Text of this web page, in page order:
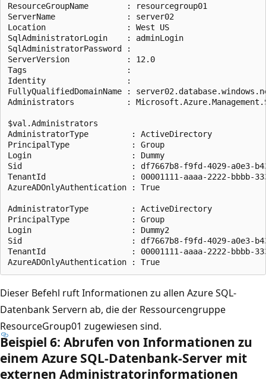
ResourceGroupName        : resourcegroup01
ServerName               : server02
Location                 : West US
SqlAdministratorLogin    : adminLogin
SqlAdministratorPassword :
ServerVersion            : 12.0
Tags                     :
Identity                 :
FullyQualifiedDomainName :
Administrators           :
$val.Administrators
AdministratorType         : ActiveDirectory
PrincipalType             : Group
Login                     : Dummy
Sid                       : df7667b8-f9fd-4029-a0e3-
TenantId                  : 00001111-aaaa-2222-bbbb-
AzureADOnlyAuthentication : True
AdministratorType         : ActiveDirectory
PrincipalType             : Group
Login                     : Dummy2
Sid                       : df7667b8-f9fd-4029-a0e3-
TenantId                  : 00001111-aaaa-2222-bbbb-
Dieser Befehl ruft Informationen zu allen Azure SQL-
Datenbank Servern ab, die der Ressourcengruppe
ResourceGroup01 zugewiesen sind.
Beispiel 6: Abrufen von Informationen zu
einem Azure SQL-Datenbank-Server mit
externen Administratorinformationen